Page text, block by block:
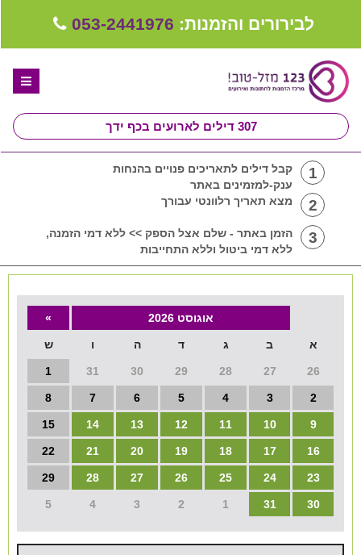
לבירורים והזמנות: 053-2441976
307 דילים לארועים בכף ידך
ספקים לחתונה מומלצים
קבלו ייעוץ בחינם
קבוצת וואטסאפ-ספקים עונים LIVE
שירות אישי בקליק
1
קבל דילים לתאריכים פנויים בהנחות
ענק-למזמינים באתר
2 מצא תאריך רלוונטי עבורך
3
הזמן באתר - שלם אצל הספק >> ללא דמי הזמנה,
ללא דמי ביטול וללא התחייבות
אוגוסט 2026 »
א ב ג ד ה ו ש
26
27
28
29
30
31
1
2
3
4
5
6
7
8
9
10
11
12
13
14
15
16
17
18
19
20
21
22
23
24
25
26
27
28
29
30
31
1
2
3
4
5